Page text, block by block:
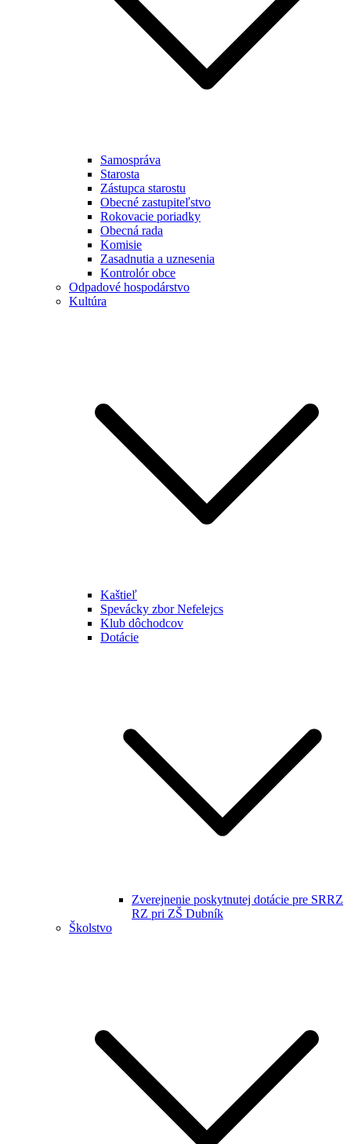
Samospráva
Starosta
Zástupca starostu
Obecné zastupiteľstvo
Rokovacie poriadky
Obecná rada
Komisie
Zasadnutia a uznesenia
Kontrolór obce
Odpadové hospodárstvo
Kultúra
Kaštieľ
Spevácky zbor Nefelejcs
Klub dôchodcov
Dotácie
Zverejnenie poskytnutej dotácie pre SRRZ
RZ pri ZŠ Dubník
Školstvo